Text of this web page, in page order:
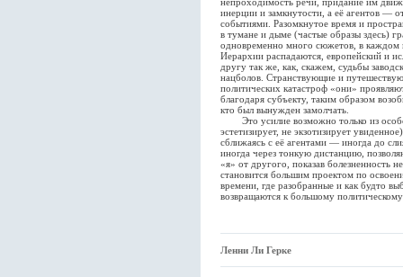
инерции и замкнутости, а её агентов —
событиями. Разомкнутое время и
в тумане и дыме (частые образы здесь)
одновременно много сюжетов, в каждом
Иерархии распадаются, европейский и
другу так же, как, скажем, судьбы
нацболов. Странствующие и
политических катастроф «они»
благодаря субъекту, таким образом
кто был вынужден замолчать.
Это усилие возможно только из
эстетизирует, не экзотизирует
сближаясь с её агентами — иногда до
иногда через тонкую дистанцию,
«я» от другого, показав болезненность
становится большим проектом по
времени, где разобранные и как будто
возвращаются к большому
Ленни Ли Герке